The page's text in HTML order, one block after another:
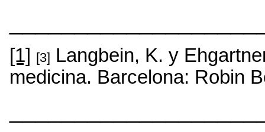
[1] [3] Langbein, K. y
medicina. Barcelona: Robin